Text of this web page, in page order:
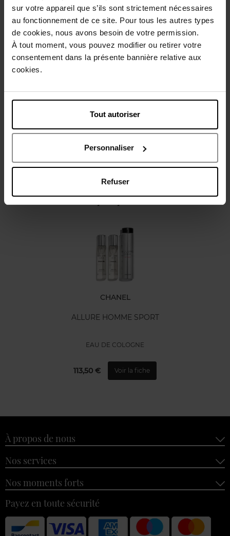
sur votre appareil que s’ils sont strictement nécessaires
au fonctionnement de ce site. Pour tous les autres types
de cookies, nous avons besoin de votre permission.
À tout moment, vous pouvez modifier ou retirer votre
consentement dans la présente bannière relative aux
cookies.
Tout autoriser
Personnaliser
Refuser
Retour gratuit dans votre magasin
Caractéristiques
Oublié quelque chose ?
CHANEL
ALLURE HOMME SPORT
EAU DE COLOGNE
113,50 € Voir la fiche
À propos de nous
Nos services
Nos moments forts
Payez en toute sécurité